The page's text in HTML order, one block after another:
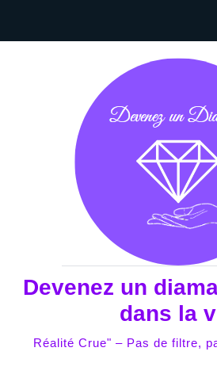
Devenez un
dans la
Réalité Crue" – Pas de filtre,